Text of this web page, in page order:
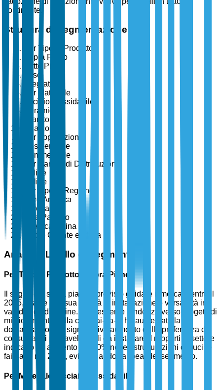
continente.
Struttura di Segmentazione
Per Tipo di Prodotto
Sopra Piano
Sotto Piano
Vaso
Integrato
Per Materiale
Acciaio Inossidabile
Ceramica
Granito
Quarzo
Per Applicazione
Residenziale
Commerciale
Per Canale di Distribuzione
Offline
Online
Per Tipo di Regione
Nord America
Europa
Asia Pacifico
America Latina
Medio Oriente e Africa
Analisi a Livello di Segmento
Per Tipo di Prodotto: Sopra Piano
Il segmento sopra piano è previsto guidare il mercato entro il
2025, grazie alla sua facilità di installazione e versatilità in
vari design di cucine. La crescente tendenza verso progetti di
miglioramento della casa fai-da-te ha aumentato la
domanda, con un significativo aumento della preferenza dei
consumatori per lavelli facili da installare. I rapporti di settore
indicano un aumento del 30% nelle ristrutturazioni di cucine
fai-da-te nel 2024, evidenziando l'appeal del segmento.
Per Materiale: Acciaio Inossidabile